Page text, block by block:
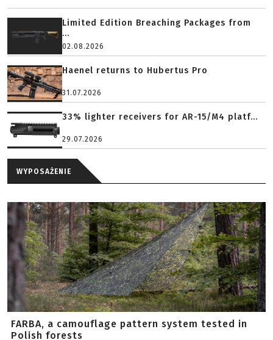
Limited Edition Breaching Packages from
...
02.08.2026
Haenel returns to Hubertus Pro
31.07.2026
33% lighter receivers for AR-15/M4 platf...
29.07.2026
WYPOSAŻENIE
FARBA, a camouflage pattern system tested in
Polish forests